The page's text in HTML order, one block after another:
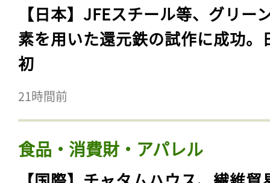
【日本】JFEスチール等、グリー
素を用いた還元鉄の試作に成功。
初
21時間前
食品・消費財・アパレル